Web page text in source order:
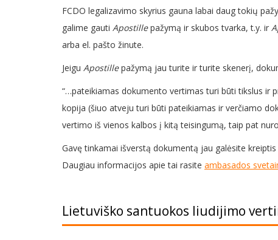
FCDO legalizavimo skyrius gauna labai daug tokių
galime gauti Apostillepažymą ir skubos tvarka, t.y. ir
arba el. pašto žinute.
Jeigu Apostillepažymą jau turite ir turite skenerį,
“…pateikiamas dokumento vertimas turi būti tikslus ir
kopija (šiuo atveju turi būti pateikiamas ir verčiamo
vertimo iš vienos kalbos į kitą teisingumą, taip pat
Gavę tinkamai išverstą dokumentą jau galėsite
Daugiau informacijos apie tai rasite ambasados
Lietuviško santuokos liudijimo